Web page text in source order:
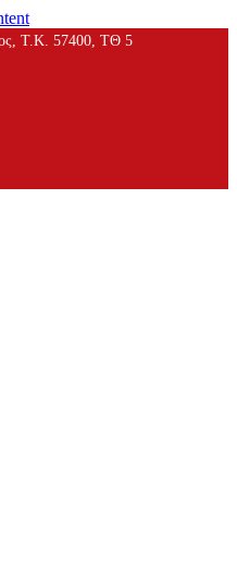
Τ.Κ. 57400, ΤΘ 5